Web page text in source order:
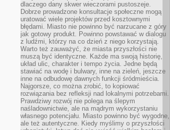
dlaczego dany skwer wieczorami pustoszeje.
Dobrze prowadzone konsultacje społeczne mogą
uratować wiele projektów przed kosztownymi
błędami. Miasto nie powinno być narzucane z góry
jak gotowy produkt. Powinno powstawać w dialogu
z ludźmi, którzy na co dzień z niego korzystają.
Warto też zauważyć, że miasta przyszłości nie
muszą być identyczne. Każde ma swoją historię,
układ ulic, charakter i tempo życia. Jedne będą
stawiać na wodę i bulwary, inne na zieleń, jeszcze
inne na odbudowę dawnych funkcji śródmieścia.
Najgorsze, co można zrobić, to kopiować
rozwiązania bez refleksji nad lokalnymi potrzebami.
Prawdziwy rozwój nie polega na ślepym
naśladownictwie, ale na mądrym wykorzystaniu
własnego potencjału. Miasto powinno być wygodne,
ale też autentyczne. Kiedy myślimy o przyszłości